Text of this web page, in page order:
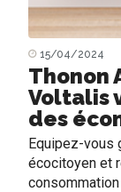
15/04/2024
Thonon
Voltalis
des
Equipez-vous
écocitoyen et